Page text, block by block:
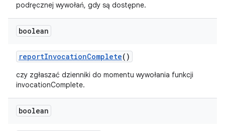
podręcznej wywołań, gdy są dostępne.
boolean
reportInvocationComplete()
czy zgłaszać dzienniki do momentu wywołania funkcji
invocationComplete.
boolean